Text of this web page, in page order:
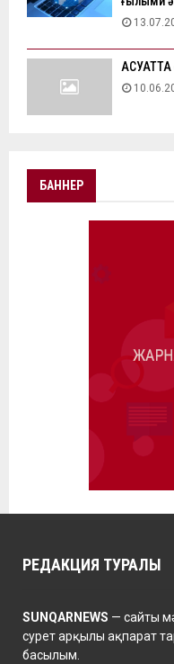
БАННЕР
РЕДАКЦИЯ ТУРАЛЫ
SUNQARNEWS — сайты
сурет арқылы ақпарат
басылым.